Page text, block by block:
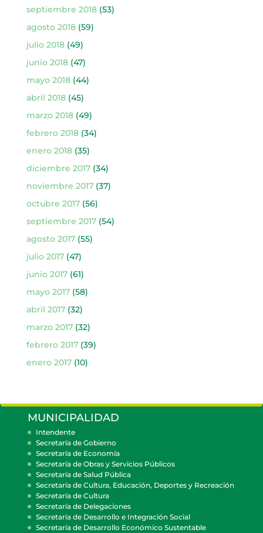
septiembre 2018(53)
agosto 2018(59)
julio 2018(49)
junio 2018(47)
mayo 2018(44)
abril 2018(45)
marzo 2018(49)
febrero 2018(34)
enero 2018(35)
diciembre 2017(34)
noviembre 2017(37)
octubre 2017(56)
septiembre 2017(54)
agosto 2017(55)
julio 2017(47)
junio 2017(61)
mayo 2017(58)
abril 2017(32)
marzo 2017(32)
febrero 2017(39)
enero 2017(10)
MUNICIPALIDAD
Intendente
Secretaría de Gobierno
Secretaría de Economía
Secretaría de Obras y Servicios Públicos
Secretaría de Salud Pública
Secretaría de Cultura, Educación, Deportes y Recreación
Secretaría de Cultura
Secretaría de Delegaciones
Secretaría de Desarrollo e Integración Social
Secretaría de Desarrollo Económico Sustentable